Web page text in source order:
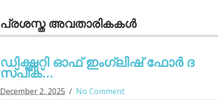
പ്രശസ്ത അവതാരികകള്‍
ഡിക്ഷ്ണറി ഓഫ് ഇംഗ്ലിഷ് ഫോര്‍ ദ
സ്പീക്...
December 2, 2025 No Comment